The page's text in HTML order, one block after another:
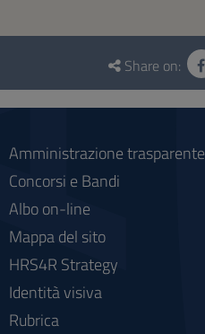
Questionnaire
social
Share on:
Amministrazione trasparente
Concorsi e Bandi
Albo on-line
Mappa del sito
HRS4R Strategy
Identità visiva
Rubrica